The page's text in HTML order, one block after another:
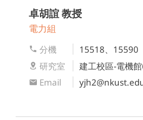
卓胡誼教授
電力組
分機
15518、15590
研究室
建工校區-電機
Email